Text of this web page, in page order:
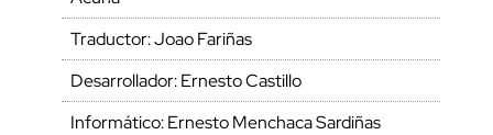
Traductor: Joao Fariñas
Desarrollador: Ernesto Castillo
Informático: Ernesto Menchaca Sardiñas